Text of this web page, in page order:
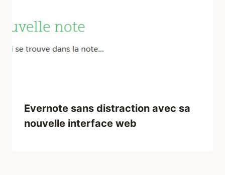
Evernote sans distraction avec sa
nouvelle interface web